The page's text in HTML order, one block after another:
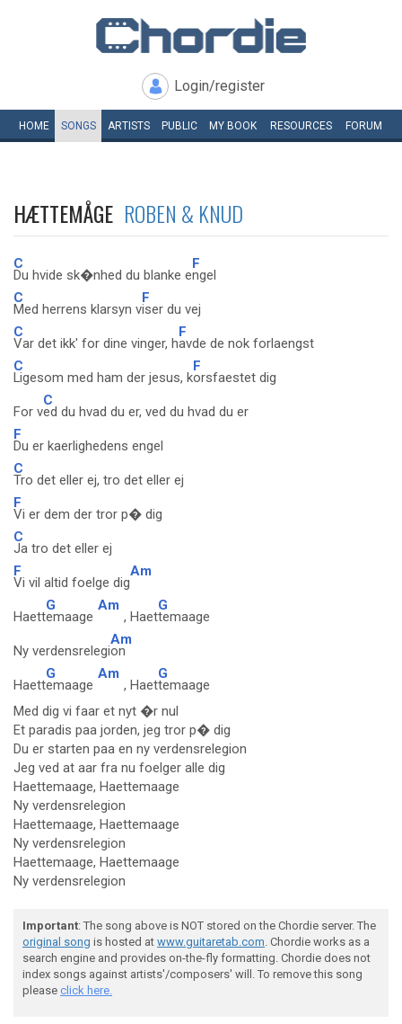
Login/register
HOME SONGS ARTISTS PUBLIC MY BOOK RESOURCES FORUM
HÆTTEMÅGE ROBEN & KNUD
C
Du hvide sk�nhed du blanke e
F
ngel
C
Med herrens klarsyn v
F
iser du vej
C
Var det ikk' for dine vinger, h
F
avde de nok forlaengst
C
Ligesom med ham der jesus, k
F
orsfaestet dig
For v
C
ed du hvad du er, ved du hvad du er
F
Du er kaerlighedens engel
C
Tro det eller ej, tro det eller ej
F
Vi er dem der tror p� dig
C
Ja tro det eller ej
F
Vi vil altid foelge dig
Am
Haett
G
emaage
Am
, Haet
G
temaage
Ny verdensrelegi
Am
on
Haett
G
emaage
Am
, Haet
G
temaage
Med dig vi faar et nyt �r nul
Et paradis paa jorden, jeg tror p� dig
Du er starten paa en ny verdensrelegion
Jeg ved at aar fra nu foelger alle dig
Haettemaage, Haettemaage
Ny verdensrelegion
Haettemaage, Haettemaage
Ny verdensrelegion
Haettemaage, Haettemaage
Ny verdensrelegion
Important: The song above is NOT stored on the Chordie server. The
original song is hosted at www.guitaretab.com. Chordie works as a
search engine and provides on-the-fly formatting. Chordie does not
index songs against artists'/composers' will. To remove this song
please click here.